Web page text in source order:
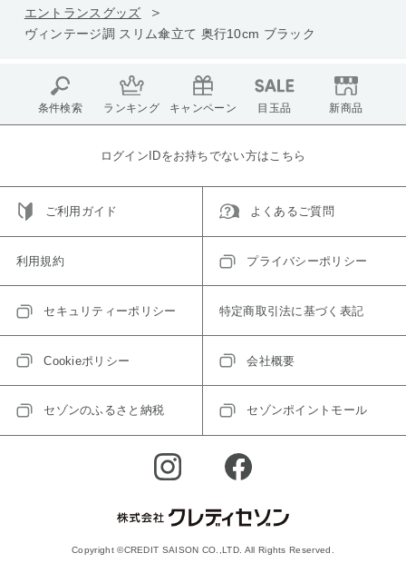
エントランスグッズ
ヴィンテージ調 スリム傘立て 奥行10cm ブラック
条件検索 ランキング キャンペーン 目玉品 新商品
ログインIDをお持ちでない方はこちら
ご利用ガイド よくあるご質問
利用規約 プライバシーポリシー
セキュリティーポリシー 特定商取引法に基づく表記
Cookieポリシー 会社概要
セゾンのふるさと納税 セゾンポイントモール
Copyright ©CREDIT SAISON CO.,LTD. All Rights Reserved.